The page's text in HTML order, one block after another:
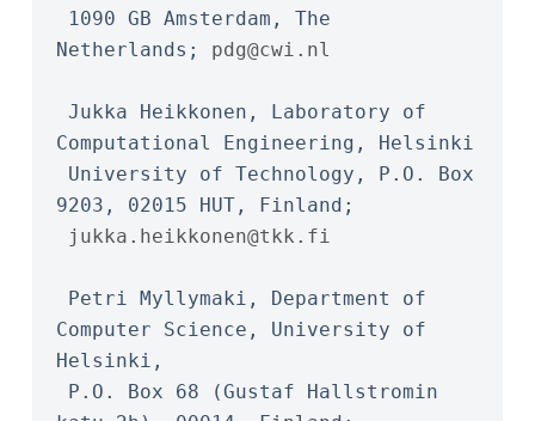
Netherlands; pdg@cwi.nl
Computational Engineering, Helsinki
9203, 02015 HUT, Finland;
jukka.heikkonen@tkk.fi
Computer Science, University of
Helsinki,